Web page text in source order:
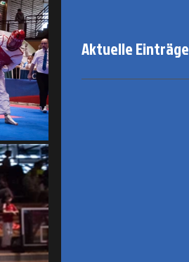
Aktuelle Einträge